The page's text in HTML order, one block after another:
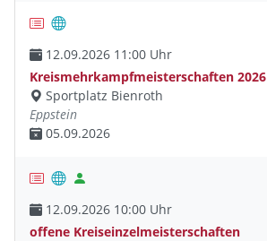
12.09.2026 11:00 Uhr
Kreismehrkampfmeisterschaften 2026
Sportplatz Bienroth
Eppstein
05.09.2026
12.09.2026 10:00 Uhr
offene Kreiseinzelmeisterschaften